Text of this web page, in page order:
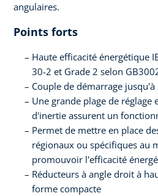
angulaires.
Points forts
Haute efficacité énergétique
30-2 et Grade 2 selon
Couple de démarrage
Une grande plage de
d'inertie assurent un
Permet de mettre en place
régionaux ou spécifiques au
promouvoir l'efficacité
Réducteurs à angle droit à
forme compacte